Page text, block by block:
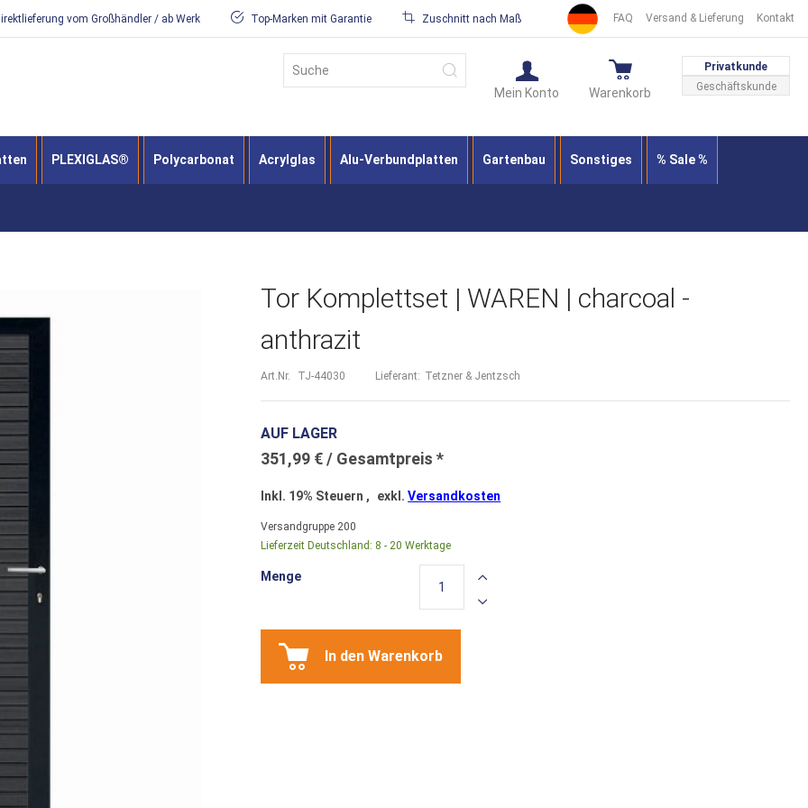
FAQ Versand & Lieferung Kontakt
vom Großhändler / ab Werk Top-Marken mit Garantie Zuschnitt nach Maß
Privatkunde
Geschäftskunde
Warenkorb
Mein Konto
Suche
PLEXIGLAS® Polycarbonat Acrylglas Alu-Verbundplatten Gartenbau Sonstiges % Sale %
Tor Komplettset | WAREN | charcoal -
anthrazit
Art.Nr. TJ-44030 Lieferant: Tetzner & Jentzsch
AUF LAGER
351,99 €
Inkl. 19% Steuern , exkl.Versandkosten
Versandgruppe 200
Lieferzeit Deutschland: 8 - 20 Werktage
Menge
In den Warenkorb